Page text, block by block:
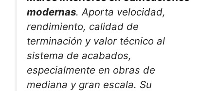
modernas. Aporta velocidad,
rendimiento, calidad de
terminación y valor técnico al
sistema de acabados,
especialmente en obras de
mediana y gran escala. Su